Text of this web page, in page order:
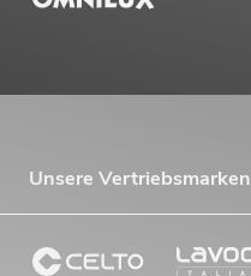
Unsere Vertriebsmarken